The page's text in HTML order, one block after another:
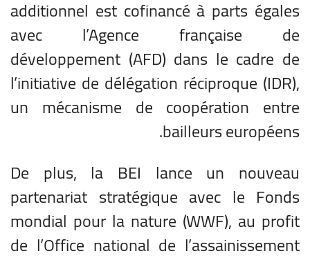
additionnel est cofinancé à parts égales
avec l’Agence française de
développement (AFD) dans le cadre de
l’initiative de délégation réciproque (IDR),
un mécanisme de coopération entre
bailleurs européens.
De plus, la BEI lance un nouveau
partenariat stratégique avec le Fonds
mondial pour la nature (WWF), au profit
de l’Office national de l’assainissement